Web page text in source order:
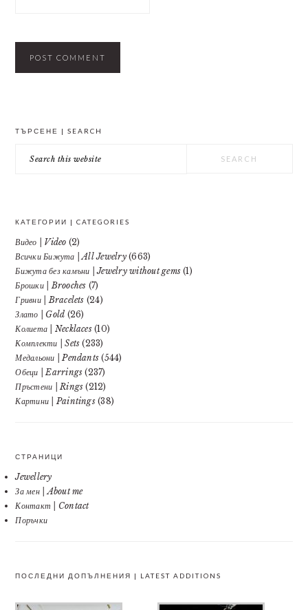
ТЪРСЕНЕ | SEARCH
this
КАТЕГОРИИ | CATEGORIES
Видео | Video (2)
Всички Бижута | All Jewelry(663)
Бижута без камъни | Jewelry without gems (1)
Брошки | Brooches (7)
Гривни | Bracelets (24)
Злато | Gold (26)
Колиета | Necklaces(10)
Комплекти | Sets (233)
Медальони | Pendants (544)
Обеци | Earrings (237)
Пръстени | Rings (212)
Картини | Paintings(38)
СТРАНИЦИ
Jewellery
За мен | About me
Контакт | Contact
Поръчки
ПОСЛЕДНИ ДОПЪЛНЕНИЯ | LATEST ADDITIONS